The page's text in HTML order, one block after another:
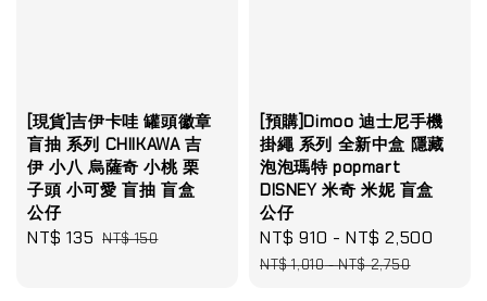
[現貨]吉伊卡哇 罐頭徽章
盲抽 系列 CHIIKAWA 吉
伊 小八 烏薩奇 小桃 栗
子頭 小可愛 盲抽 盲盒
公仔
Sale
NT$ 135 Regular
NT$ 150
[預購]Dimoo 迪士尼手機
掛繩 系列 全新中盒 隱藏
泡泡瑪特 popmart
DISNEY 米奇 米妮 盲盒
公仔
Sale
price
NT$ 910 -NT$ 2,500
NT$ 1,010-NT$ 2,750